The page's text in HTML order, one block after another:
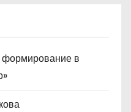
формирование в